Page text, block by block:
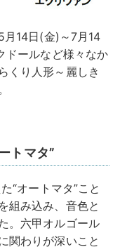
月14日(金)～7月14
ドールなど様々なか
くり人形～麗しき
トマタ”
“オートマタ”こと
組み込み、音色と
。六甲オルゴール
関わりが深いこと